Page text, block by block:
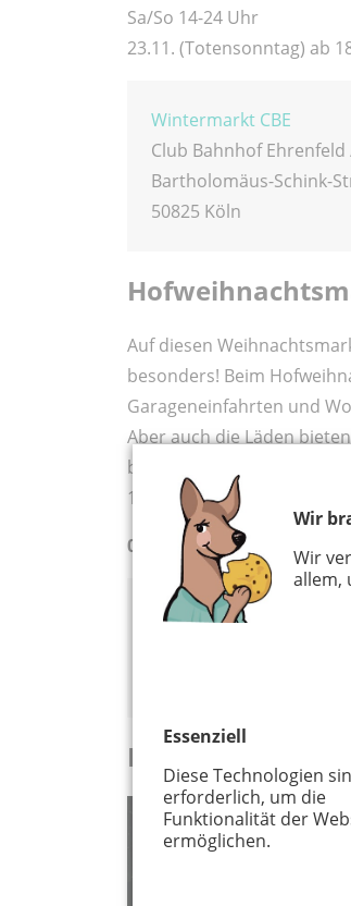
Wir
Wir
allem,
Essenziell
Diese Technologien
erforderlich, um die
Funktionalität der
ermöglichen.
Sa/So 14-24 Uhr
23.11. (Totensonntag) ab
Wintermarkt CBE
Club Bahnhof Ehrenfeld
Bartholomäus-Schink-
50825 Köln
Auf diesen
besonders! Beim
Garageneinfahrten und
Aber auch die Läden
besonderes Angebot.
1.130 Metern tolle Dinge
06./07.12.2025
Der Super